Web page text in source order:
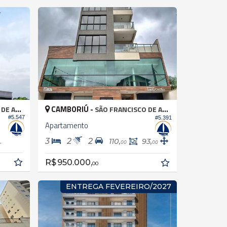
#5.547 #5.391
CAMBORIÚ - SÃO FRANCISCO DE ASSIS
Apartamento
3 2 2 110,00 93,00
R$ 950.000,00
ENTREGA FEVEREIRO/2027